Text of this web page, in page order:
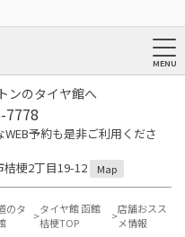
ンのタイヤ館へ
7778
予約も是非ご利用くださ
梗2丁目19-12
Map
のタ
タイヤ館 函館
桔梗TOP
店舗おスス
メ情報